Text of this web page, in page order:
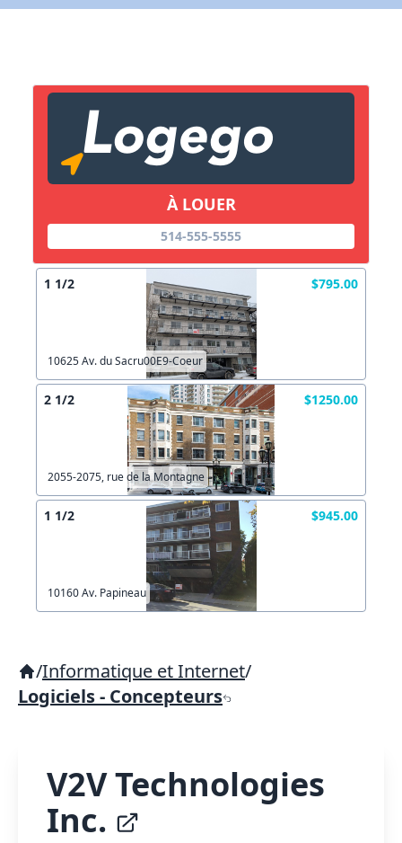
À LOUER
514-555-5555
1 1/2 $795.00
10625 Av. du Sacru00E9-Coeur
2 1/2 $1250.00
2055-2075, rue de la Montagne
1 1/2 $945.00
10160 Av. Papineau
/Informatique et Internet/
Logiciels - Concepteurs
V2V Technologies
Inc.
Lien vers inscription (sera inclus dans courriel)
Copier lien
X Fermer
X Fermer